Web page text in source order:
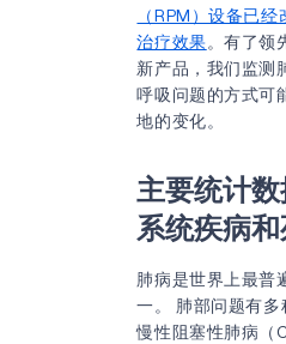
（RPM）设备已
治疗效果。有了领
新产品，我们监测
呼吸问题的方式可
地的变化。
主要统计
系统疾病
肺病是世界上最普
一。 肺部问题有多
慢性阻塞性肺病（